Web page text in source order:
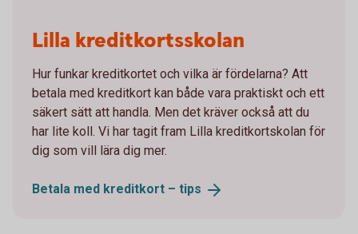
Lilla kreditkortsskolan
Hur funkar kreditkortet och vilka är fördelarna? Att
betala med kreditkort kan både vara praktiskt och ett
säkert sätt att handla. Men det kräver också att du
har lite koll. Vi har tagit fram Lilla kreditkortskolan för
dig som vill lära dig mer.
Betala med kreditkort – tips